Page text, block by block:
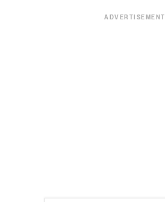
ADVERTISEMENT